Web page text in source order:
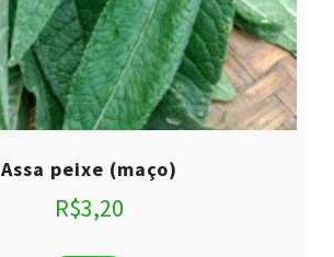
Assa peixe (maço)
R$3,20